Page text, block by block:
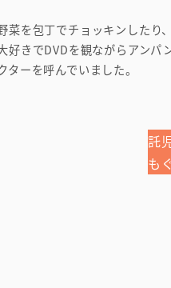
菜を包丁でチョッキンしたり
好きでDVDを観ながらアンパ
ーを呼んでいました。
託
も